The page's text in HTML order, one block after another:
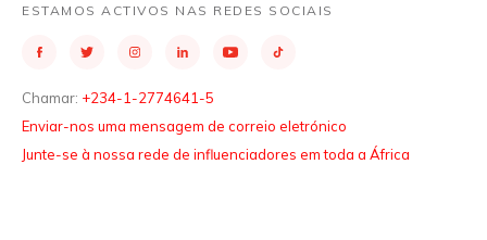
ESTAMOS ACTIVOS NAS REDES SOCIAIS
Chamar: +234-1-2774641-5
Enviar-nos uma mensagem de correio eletrónico
Junte-se à nossa rede de influenciadores em toda a África